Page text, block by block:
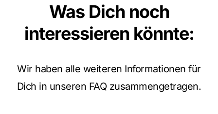
Was Dich noch
interessieren könnte:
Wir haben alle weiteren Informationen für
Dich in unseren FAQ zusammengetragen.